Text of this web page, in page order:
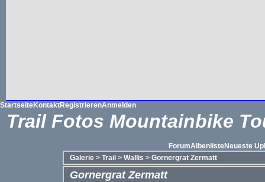
StartseiteKontaktRegistrierenAnmelden
Trail Fotos Mountainbike
ForumAlbenlisteNeueste
Galerie > Trail > Wallis > Gornergrat Zermatt
Gornergrat Zermatt